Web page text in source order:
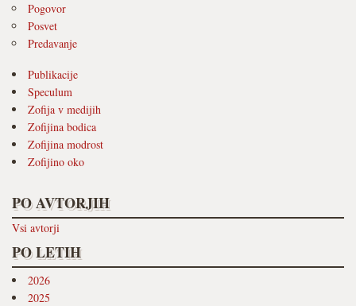
Pogovor
Posvet
Predavanje
Publikacije
Speculum
Zofija v medijih
Zofijina bodica
Zofijina modrost
Zofijino oko
PO AVTORJIH
Vsi avtorji
PO LETIH
2026
2025